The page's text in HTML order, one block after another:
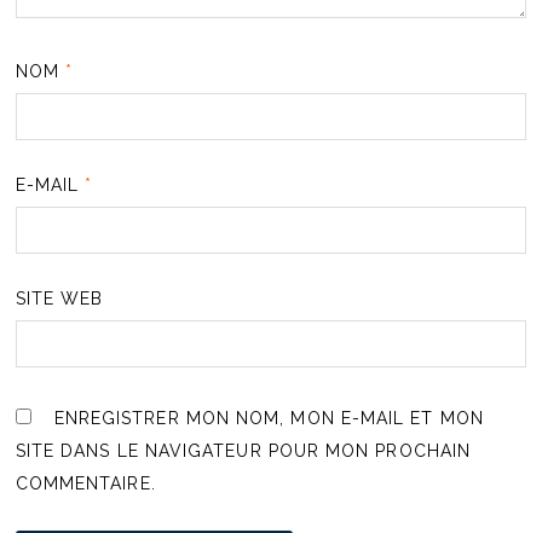
NOM *
E-MAIL *
SITE WEB
ENREGISTRER MON NOM, MON E-MAIL ET MON
SITE DANS LE NAVIGATEUR POUR MON PROCHAIN
COMMENTAIRE.